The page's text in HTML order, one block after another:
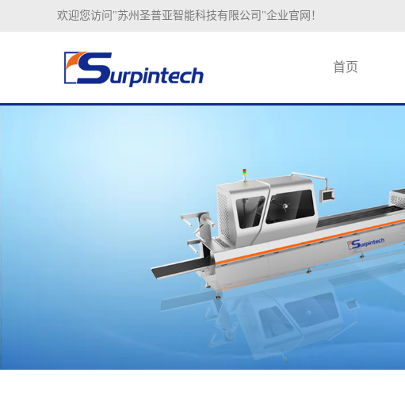
欢迎您访问"苏州圣普亚智能科技有限公司"企业官网！
首页